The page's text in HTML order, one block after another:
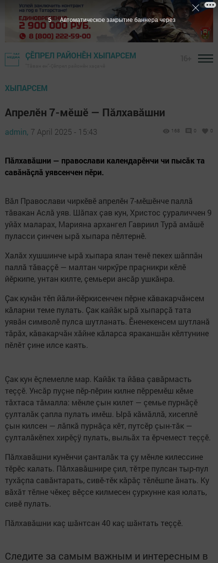
ҪӖПРЕЛ РАЙОНӖН ХЫПАРСЕМ
ХЫПАРСЕМ
Апрелӗн 7-мӗшӗ — Пăлхавăшни
admin, 7 April 2025 - 15:43 168 0 0
Пăлхавăшни — православи календарӗнчи чи пысӑк та
савӑнӑҫлӑ уявсенчен пӗри.
Вӑл Православи чиркӗвӗ апрелӗн 7-мӗшӗнче паллӑ
тӑвакан Аслӑ уяв. Шӑпах ҫав кун, Христос ҫураличчен 9
уйӑх маларах, Марияна архангел Гавриил Турă амăшĕ
пуласси ҫинчен ырӑ хыпара пӗлтернӗ.
Халӑх хушшинче ырӑ хыпара ялан тенӗ пекех шӑппӑн
паллӑ тӑваҫҫӗ — малтан чиркӳре праҫникри кӗлӗ
йӗркипе, унтан килте, ҫемьери ансӑр ушкӑнра.
Ҫак кунӑн тӗп йӑли-йӗркисенчен пӗрне кӑвакарчӑнсем
кӑларни теме пулать. Ҫак кайӑк ырӑ хыпарҫӑ тата
уявӑн символӗ пулса шутланать. Ӗненекенсем шутланӑ
тӑрӑх, кӑвакарчӑн хӑйне кӑларса яраканшӑн кӗлтунине
пӗлӗт ҫине илсе каять.
Çак кун ĕçлемелле мар. Кайăк та йăва çавăрмасть
теççĕ. Унсăр пуçне пĕр-пĕрин килне пĕрремĕш кĕме
тăхтаса тăмалла: мĕнле çын килет — çемье пурнăçĕ
çулталăк çапла пулать имĕш. Ырă кăмăллă, хисеплĕ
çын килсен — лăпкă пурнăçа кĕт, путсĕр çын-тăк —
çулталăкĕпех хирĕçÿ пулать, выльăх та ĕрчемест теççĕ.
Пӑлхавӑшни кунӗнчи ҫанталӑк та ҫу мӗнле килессине
тӗрӗс калать. Пăлхавăшнире çил, тĕтре пулсан тыр-пул
тухăçпа савăнтарать, сивĕ-тĕк кăрăç тĕлĕшпе ăнать. Ку
вăхăт тĕлне чĕкеç вĕçсе килмесен çуркунне кая юлать,
сивĕ пулать.
Пăлхавăшни каç шăнтсан 40 каç шăнтать теççĕ.
Следите за самым важным и интересным в
4 Автоматическое закрытие баннера через